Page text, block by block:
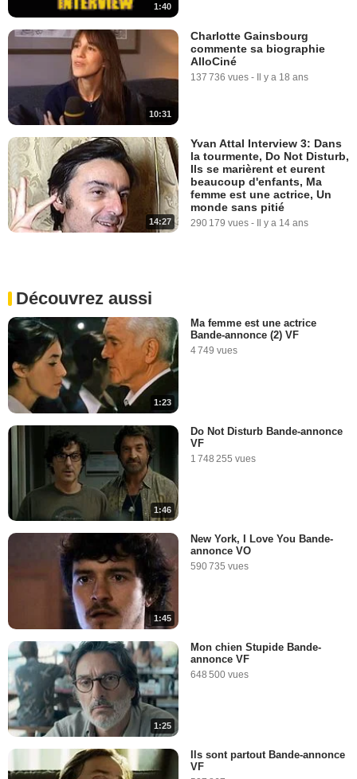
1:40
10:31
Charlotte Gainsbourg
commente sa biographie
AlloCiné
137 736 vues - Il y a 18 ans
14:27
Yvan Attal Interview 3: Dans
la tourmente, Do Not Disturb,
Ils se marièrent et eurent
beaucoup d'enfants, Ma
femme est une actrice, Un
monde sans pitié
290 179 vues - Il y a 14 ans
Découvrez aussi
1:23
Ma femme est une actrice
Bande-annonce (2) VF
4 749 vues
1:46
Do Not Disturb Bande-annonce
VF
1 748 255 vues
1:45
New York, I Love You Bande-
annonce VO
590 735 vues
1:25
Mon chien Stupide Bande-
annonce VF
648 500 vues
Ils sont partout Bande-annonce
VF